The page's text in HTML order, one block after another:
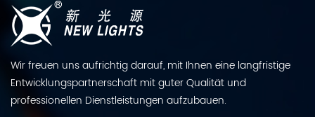
Wir freuen uns aufrichtig darauf, mit Ihnen eine langfristige
Entwicklungspartnerschaft mit guter Qualität und
professionellen Dienstleistungen aufzubauen.